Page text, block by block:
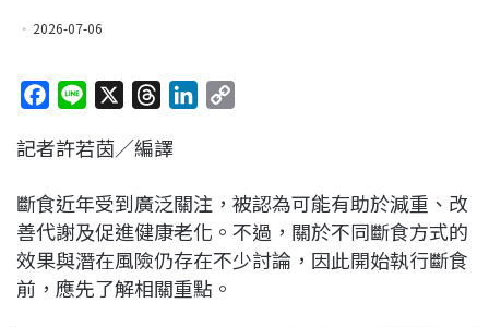
2026-07-06
c
b
o
o
k
n
r
a
d
s
e
d
I
n
L
i
n
記者許若茵／編譯
斷食近年受到廣泛關注，被認為可能有助於減重、改
善代謝及促進健康老化。不過，關於不同斷食方式的
效果與潛在風險仍存在不少討論，因此開始執行斷食
前，應先了解相關重點。